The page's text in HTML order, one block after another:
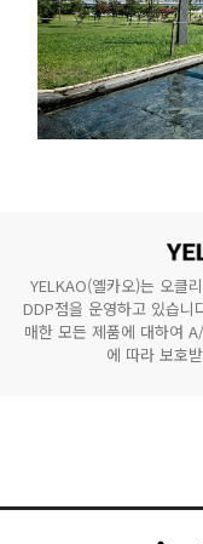
YELKAO(옐카오)는 오클
DDP점을 운영하고 있습니
매한 모든 제품에 대하여
에 따라 보호